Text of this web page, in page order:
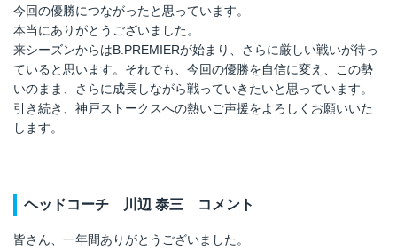
今回の優勝につながったと思っています。
本当にありがとうございました。
来シーズンからはB.PREMIERが始まり、さらに厳しい戦いが待っ
ていると思います。それでも、今回の優勝を自信に変え、この勢
いのまま、さらに成長しながら戦っていきたいと思っています。
引き続き、神戸ストークスへの熱いご声援をよろしくお願いいた
します。
ヘッドコーチ 川辺 泰三 コメント
皆さん、一年間ありがとうございました。